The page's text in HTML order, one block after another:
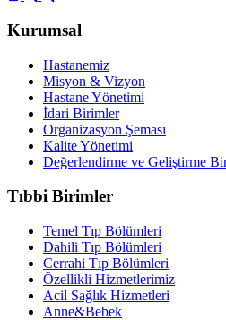
Kurumsal
Hastanemiz
Misyon & Vizyon
Hastane Yönetimi
İdari Birimler
Organizasyon Şeması
Kalite Yönetimi
Değerlendirme ve Geliştirme
Tıbbi Birimler
Temel Tıp Bölümleri
Dahili Tıp Bölümleri
Cerrahi Tıp Bölümleri
Özellikli Hizmetlerimiz
Acil Sağlık Hizmetleri
Anne&Bebek